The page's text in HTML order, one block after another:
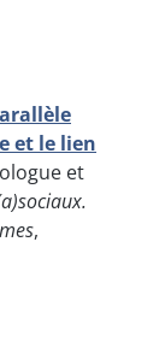
et le lien
et
,